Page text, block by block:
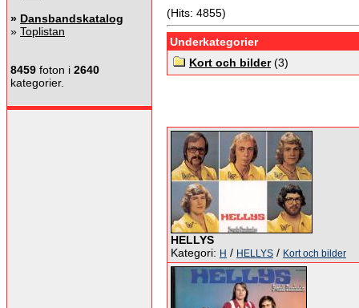
» Dansbandskatalog
» Toplistan
8459 foton i 2640
kategorier.
(Hits: 4855)
Underkategorier
Kort och bilder(3)
HELLYS
Kategori: H / HELLYS / Kort och bilder